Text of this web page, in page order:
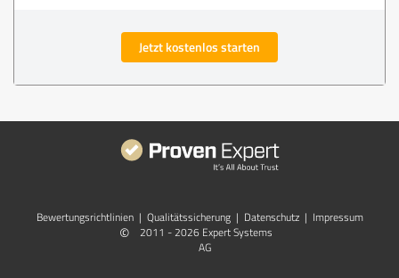
Jetzt kostenlos starten
Bewertungs­richtlinien | Qualitätssicherung | Datenschutz | Impressum
©
2011 - 2026 Expert Systems
AG